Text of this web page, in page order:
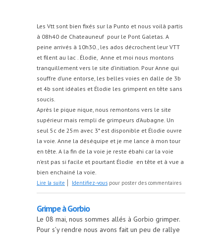
Les Vtt sont bien fixés sur la Punto et nous voilà partis
à 08h40 de Chateauneuf pour le Pont Galetas. A
peine arrivés à 10h30., les ados décrochent leur VTT
et filent au lac . Élodie, Anne et moi nous montons
tranquillement vers le site d’initiation. Pour Anne qui
souffre d’une entorse, les belles voies en dalle de 3b
et 4b sont idéales et Élodie les grimpent en tête sans
soucis.
Après le pique nique, nous remontons vers le site
supérieur mais rempli de grimpeurs d’Aubagne. Un
seul 5c de 25m avec 3* est disponible et Élodie ouvre
la voie. Anne la déséquipe et je me lance à mon tour
en tête. A la fin de la voie je reste ébahi car la voie
n’est pas si facile et pourtant Élodie en tête et à vue a
bien enchainé la voie.
Lire la suite de Week en à Aiguines
Identifiez-vous pour poster des commentaires
Grimpe à Gorbio
Le 08 mai, nous sommes allés à Gorbio grimper.
Pour s’y rendre nous avons fait un peu de rallye